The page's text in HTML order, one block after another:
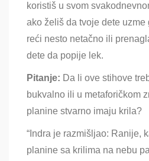
koristiš u svom
ako želiš da tvoje dete uzme
reći nesto netačno ili
dete da popije lek.
Pitanje: Da li ove stihove
bukvalno ili u metaforičkom
planine stvarno imaju krila?
“Indra je razmišljao: Ranije,
planine sa krilima na nebu